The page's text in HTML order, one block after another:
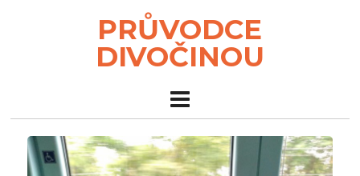
PRŮVODCE
DIVOČINOU